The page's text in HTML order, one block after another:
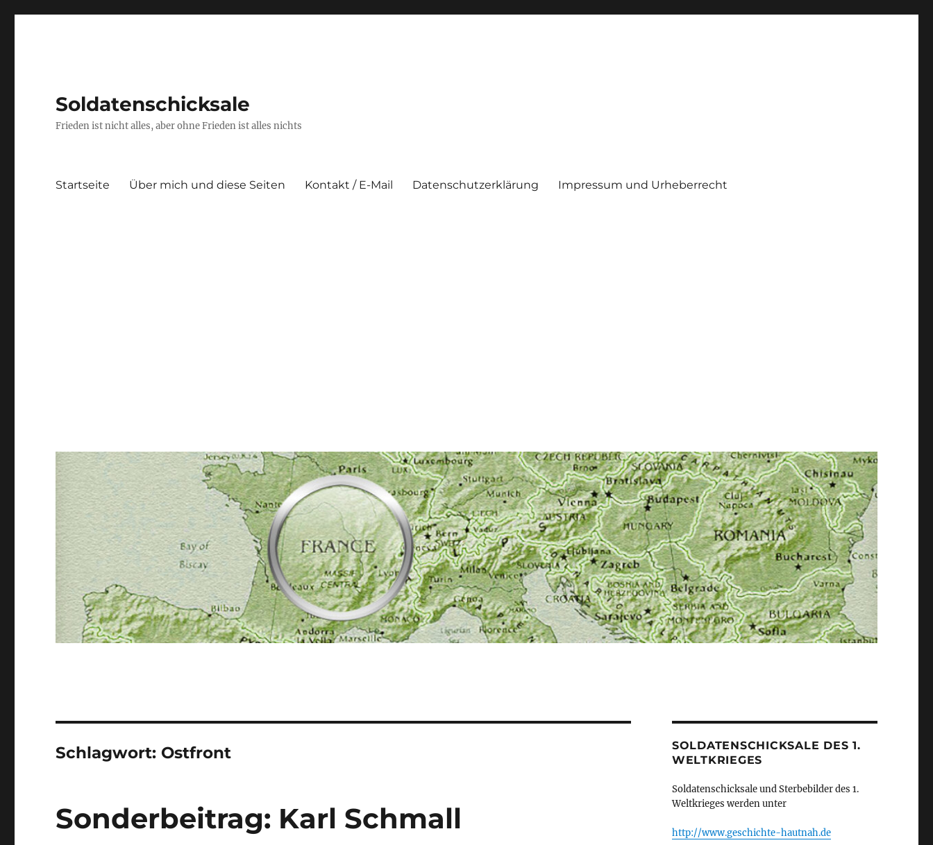
Soldatenschicksale
Frieden ist nicht alles, aber ohne Frieden ist alles nichts
Startseite Über mich und diese Seiten Kontakt / E-Mail Datenschutzerklärung Impressum und Urheberrecht
Schlagwort: Ostfront
Sonderbeitrag: Karl Schmall
SOLDATENSCHICKSALE DES 1.
WELTKRIEGES
Soldatenschicksale und Sterbebilder des 1.
Weltkrieges werden unter
http://www.geschichte-hautnah.de